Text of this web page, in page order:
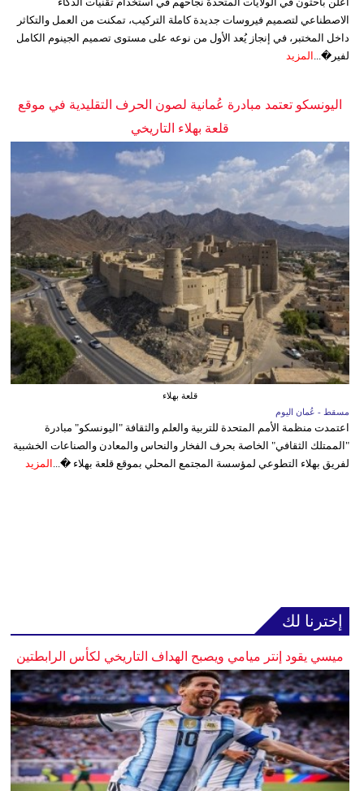
الاصطناعي لتصميم فيروسات جديدة كاملة التركيب، تمكنت من العمل والتكاثر
داخل المختبر، في إنجاز يُعد الأول من نوعه على مستوى تصميم الجينوم الكامل
لفير�... المزيد
اليونسكو تعتمد مبادرة عُمانية لصون الحرف التقليدية في موقع
قلعة بهلاء التاريخي
قلعة بهلاء
مسقط - عُمان اليوم
اعتمدت منظمة الأمم المتحدة للتربية والعلم والثقافة "اليونسكو" مبادرة
"الممتلك الثقافي" الخاصة بحرف الفخار والنحاس والمعادن والصناعات الخشبية
لفريق بهلاء التطوعي لمؤسسة المجتمع المحلي بموقع قلعة بهلاء �... المزيد
إخترنا لك
ميسي يقود إنتر ميامي ويصبح الهداف التاريخي لكأس الرابطتين